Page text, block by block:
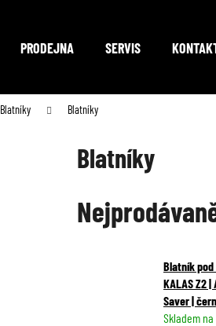
PRODEJNA SERVIS
Blatníky Blatníky
Blatníky
Blatník
KALAS Z2 |
Saver |
Skladem na
Co